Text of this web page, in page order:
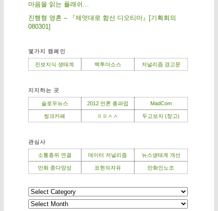
마음을 읽는 플래쉬…
진행형 영혼 – 『제멋대로 함선 디오티마』[기획회의
080301]
몇가지 캠페인
진보지식 생태계 백투더소스 저널리즘 경고문
지지하는 곳
슬로우뉴스 2012 언론 총파업 MadCom
씽크카페 ㅍㅍㅅㅅ 두고보자 (창고)
관심사
소통층위 연결 데이터 저널리즘 뉴스생태계 개선
만화 종다양성 표현의자유 만화인노조